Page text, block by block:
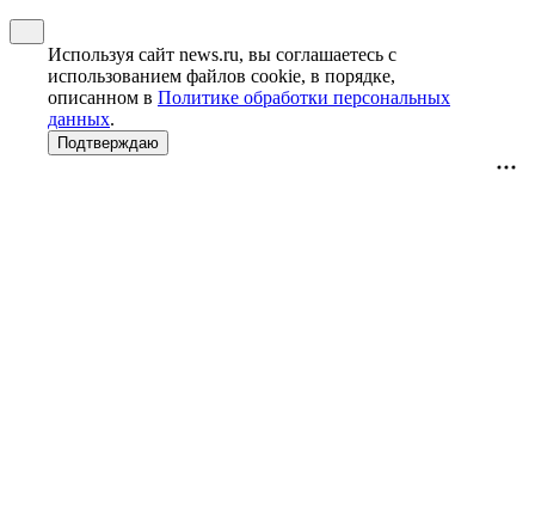
Используя сайт news.ru, вы соглашаетесь с
использованием файлов cookie, в порядке,
описанном в Политике обработки персональных
данных.
Подтверждаю